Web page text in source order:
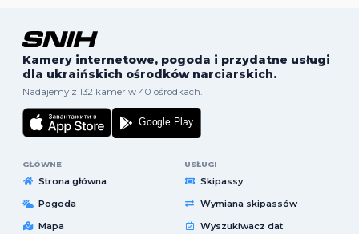
Kamery internetowe, pogoda i przydatne usługi
dla ukraińskich ośrodków narciarskich.
Nadajemy z 132 kamer w 40 ośrodkach.
GŁÓWNE
Strona główna
Pogoda
Mapa
USŁUGI
Skipassy
Wymiana skipassów
Wyszukiwacz dat